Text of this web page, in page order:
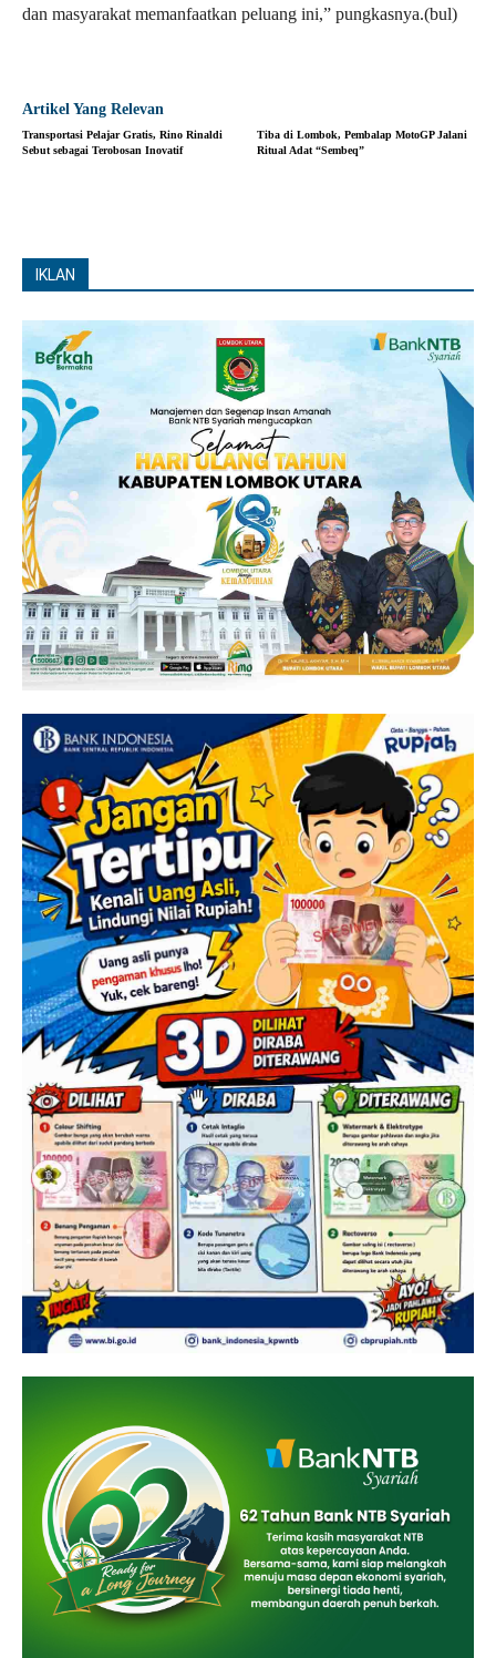
dan masyarakat memanfaatkan peluang ini,” pungkasnya.(bul)
Artikel Yang Relevan
Transportasi Pelajar Gratis, Rino Rinaldi
Sebut sebagai Terobosan Inovatif
Tiba di Lombok, Pembalap MotoGP Jalani
Ritual Adat “Sembeq”
IKLAN